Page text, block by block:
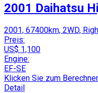
2001 Daihatsu
2001, 67400km, 2WD,
Preis:
US$ 1,100
Engine:
EF-SE
Klicken Sie zum
Detail